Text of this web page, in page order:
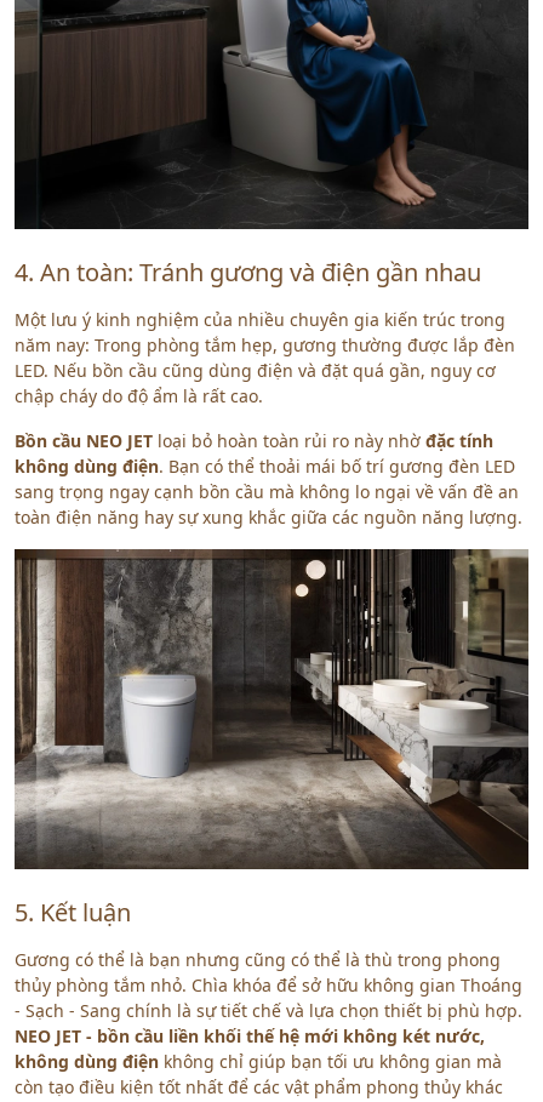
4. An toàn: Tránh gương và điện gần nhau
Một lưu ý kinh nghiệm của nhiều chuyên gia kiến trúc trong
năm nay: Trong phòng tắm hẹp, gương thường được lắp đèn
LED. Nếu bồn cầu cũng dùng điện và đặt quá gần, nguy cơ
chập cháy do độ ẩm là rất cao.
Bồn cầu NEO JET loại bỏ hoàn toàn rủi ro này nhờ đặc tính
không dùng điện. Bạn có thể thoải mái bố trí gương đèn LED
sang trọng ngay cạnh bồn cầu mà không lo ngại về vấn đề an
toàn điện năng hay sự xung khắc giữa các nguồn năng lượng.
5. Kết luận
Gương có thể là bạn nhưng cũng có thể là thù trong phong
thủy phòng tắm nhỏ. Chìa khóa để sở hữu không gian Thoáng
- Sạch - Sang chính là sự tiết chế và lựa chọn thiết bị phù hợp.
NEO JET - bồn cầu liền khối thế hệ mới không két nước,
không dùng điện không chỉ giúp bạn tối ưu không gian mà
còn tạo điều kiện tốt nhất để các vật phẩm phong thủy khác